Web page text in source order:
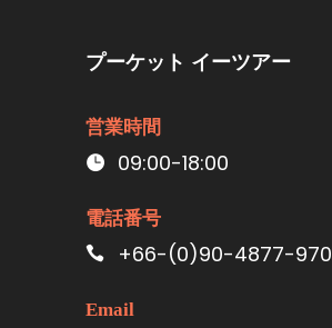
プーケット イーツアー
営業時間
09:00-18:00
電話番号
+66-(0)90-4877-970
Email